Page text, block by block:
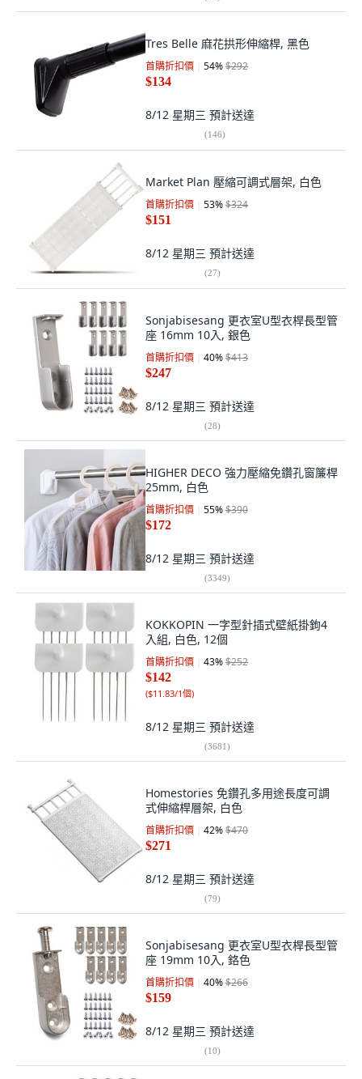
Tres Belle 麻花拱形伸縮桿, 黑色
首購折扣價 54%$292
$134
8/12 星期三 預計送達
(146)
Market Plan 壓縮可調式層架, 白色
首購折扣價 53%$324
$151
8/12 星期三 預計送達
(27)
Sonjabisesang 更衣室U型衣桿長型管
座 16mm 10入, 銀色
首購折扣價 40%$413
$247
8/12 星期三 預計送達
(28)
HIGHER DECO 強力壓縮免鑽孔窗簾桿
25mm, 白色
首購折扣價 55%$390
$172
8/12 星期三 預計送達
(3349)
KOKKOPIN 一字型針插式壁紙掛鉤4
入組, 白色, 12個
首購折扣價 43%$252
$142
($11.83/1個)
8/12 星期三 預計送達
(3681)
Homestories 免鑽孔多用途長度可調
式伸縮桿層架, 白色
首購折扣價 42%$470
$271
8/12 星期三 預計送達
(79)
Sonjabisesang 更衣室U型衣桿長型管
座 19mm 10入, 鉻色
首購折扣價 40%$266
$159
8/12 星期三 預計送達
(10)